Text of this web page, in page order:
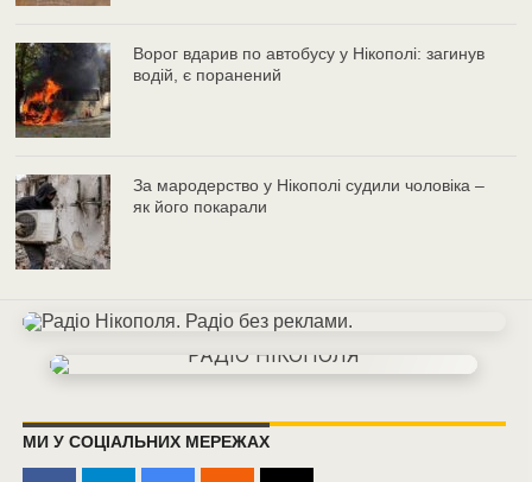
Ворог вдарив по автобусу у Нікополі: загинув
водій, є поранений
За мародерство у Нікополі судили чоловіка –
як його покарали
МИ У СОЦІАЛЬНИХ МЕРЕЖАХ